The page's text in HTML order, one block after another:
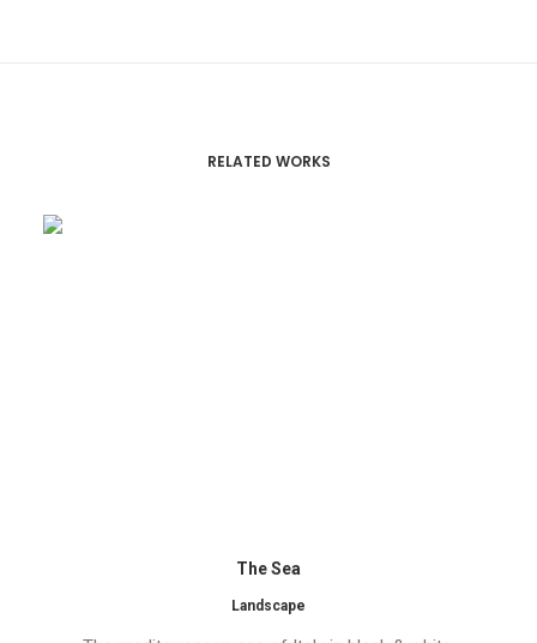
RELATED WORKS
The Sea
Landscape